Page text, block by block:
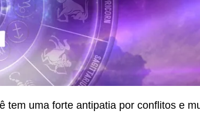
uma forte antipatia por conflitos e